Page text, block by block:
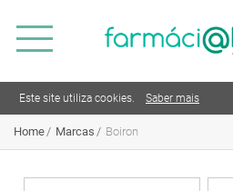
Este site utiliza cookies. Saber mais
Home Marcas Boiron